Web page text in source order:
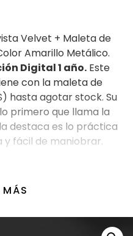
Velvet + Maleta de
Amarillo Metálico.
Digital 1 año. Este
con la maleta de
hasta agotar stock. Su
primero que llama la
destaca es lo práctica
y fácil de maniobrar.
con giro total
con divisor, malla y
MÁS